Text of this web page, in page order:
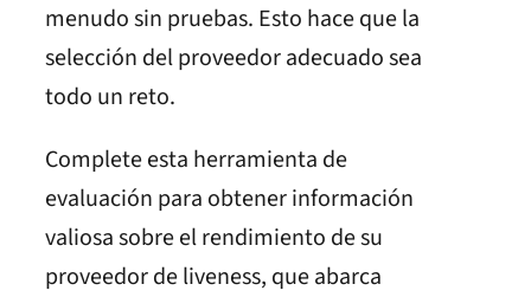
menudo sin pruebas. Esto hace que la
selección del proveedor adecuado sea
todo un reto.
Complete esta herramienta de
evaluación para obtener información
valiosa sobre el rendimiento de su
proveedor de liveness, que abarca